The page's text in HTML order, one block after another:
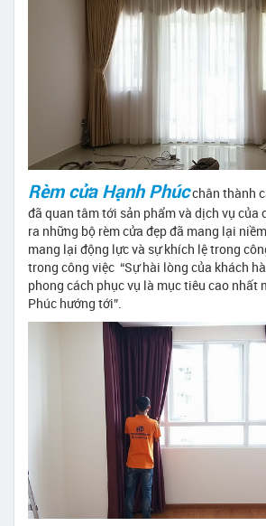
Rèm cửa Hạnh Phúcchân thành
đã quan tâm tới sản phẩm và dịch vụ của
ra những bộ rèm cửa đẹp đã mang lại
mang lại động lực và sự khích lệ trong
trong công việc “Sự hài lòng của khách
phong cách phục vụ là mục tiêu cao nhất
Phúc hướng tới”.